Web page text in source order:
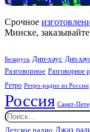
Аплюс
Beat
Срочное
Минске,
Беларусь Дип-хаус Дип-
Разговорное Разговорное
Ретро Ретро-радио из России
Россия Санкт-
Найти:
Детское радио Джаз